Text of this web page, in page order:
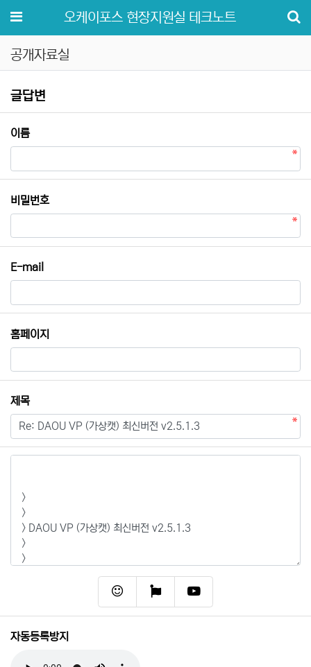
메뉴 오케이포스 현장지원실 테크노트
공개자료실
공개자료실 글답변
글답변
이름필수
비밀번호필수
E-mail
홈페이지
제목필수
이모티콘폰트어썸동영상
자동등록방지